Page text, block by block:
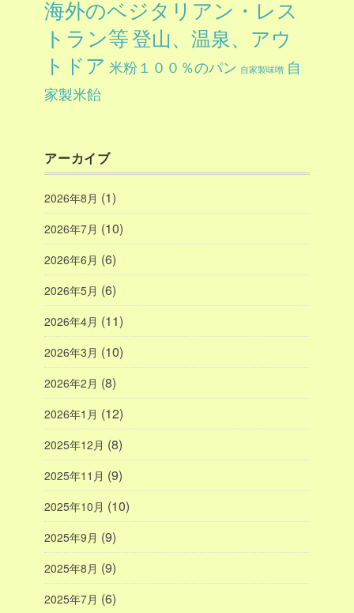
海外のベジタリアン・レス
トラン等登山、温泉、アウ
トドア 米粉１００％のパン 自家製味噌 自
家製米飴
アーカイブ
2026年8月 (1)
2026年7月 (10)
2026年6月 (6)
2026年5月 (6)
2026年4月 (11)
2026年3月 (10)
2026年2月 (8)
2026年1月 (12)
2025年12月 (8)
2025年11月 (9)
2025年10月 (10)
2025年9月 (9)
2025年8月 (9)
2025年7月 (6)